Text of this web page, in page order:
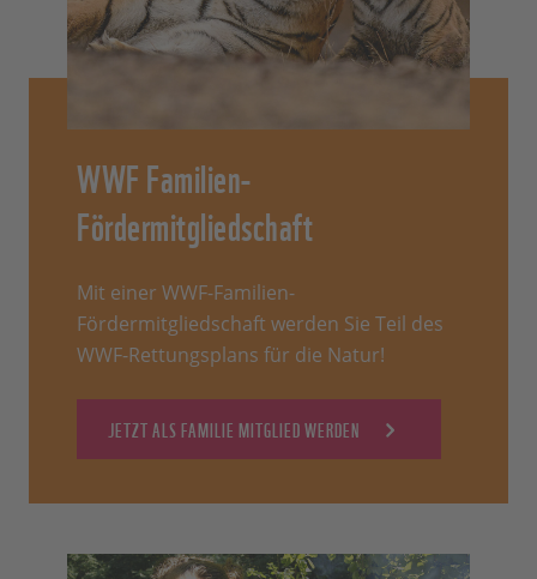
WWF Familien-
Fördermitgliedschaft
Mit einer WWF-Familien-
Fördermitgliedschaft werden Sie Teil des
WWF-Rettungsplans für die Natur!
JETZT ALS FAMILIE MITGLIED WERDEN